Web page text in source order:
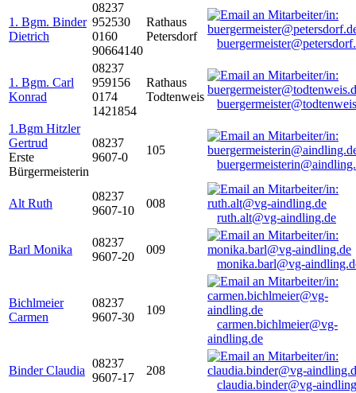
1. Bgm. Binder
Dietrich
08237
952530
0160
90664140
Rathaus
Petersdorf
1. Bgm. Carl
Konrad
08237
959156
0174
1421854
Rathaus
Todtenweis
1.Bgm Hitzler
Gertrud
Erste
Bürgermeisterin
08237
9607-0
105
Alt Ruth
08237
9607-10
008
ruth.alt@vg-aindling.de
Barl Monika
08237
9607-20
009
monika.barl@vg-
Bichlmeier
Carmen
08237
9607-30
109
carmen.bichlmeier@vg-
aindling.de
Binder Claudia
08237
9607-17
208
claudia.binder@vg-